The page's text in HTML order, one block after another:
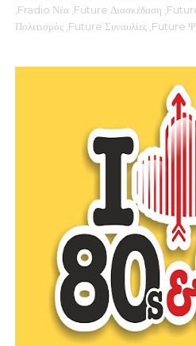
,Fradio Νέα ,Future Διασκέδαση
Πολιτισμός ,Future Συναυλίες ,Future